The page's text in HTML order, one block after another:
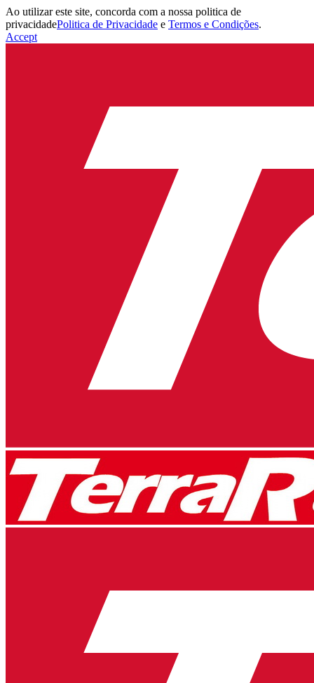
Ao utilizar este site, concorda com a nossa politica de
privacidadePolitica de Privacidade e Termos e Condições.
Accept